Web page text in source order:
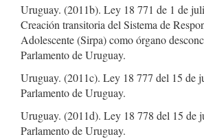
Uruguay. (2011b). Ley 18 771 de 1 de
Creación transitoria del Sistema de
Adolescente (Sirpa) como órgano
Parlamento de Uruguay.
Uruguay. (2011c). Ley 18 777 del 15 de
Parlamento de Uruguay.
Uruguay. (2011d). Ley 18 778 del 15 de
Parlamento de Uruguay.